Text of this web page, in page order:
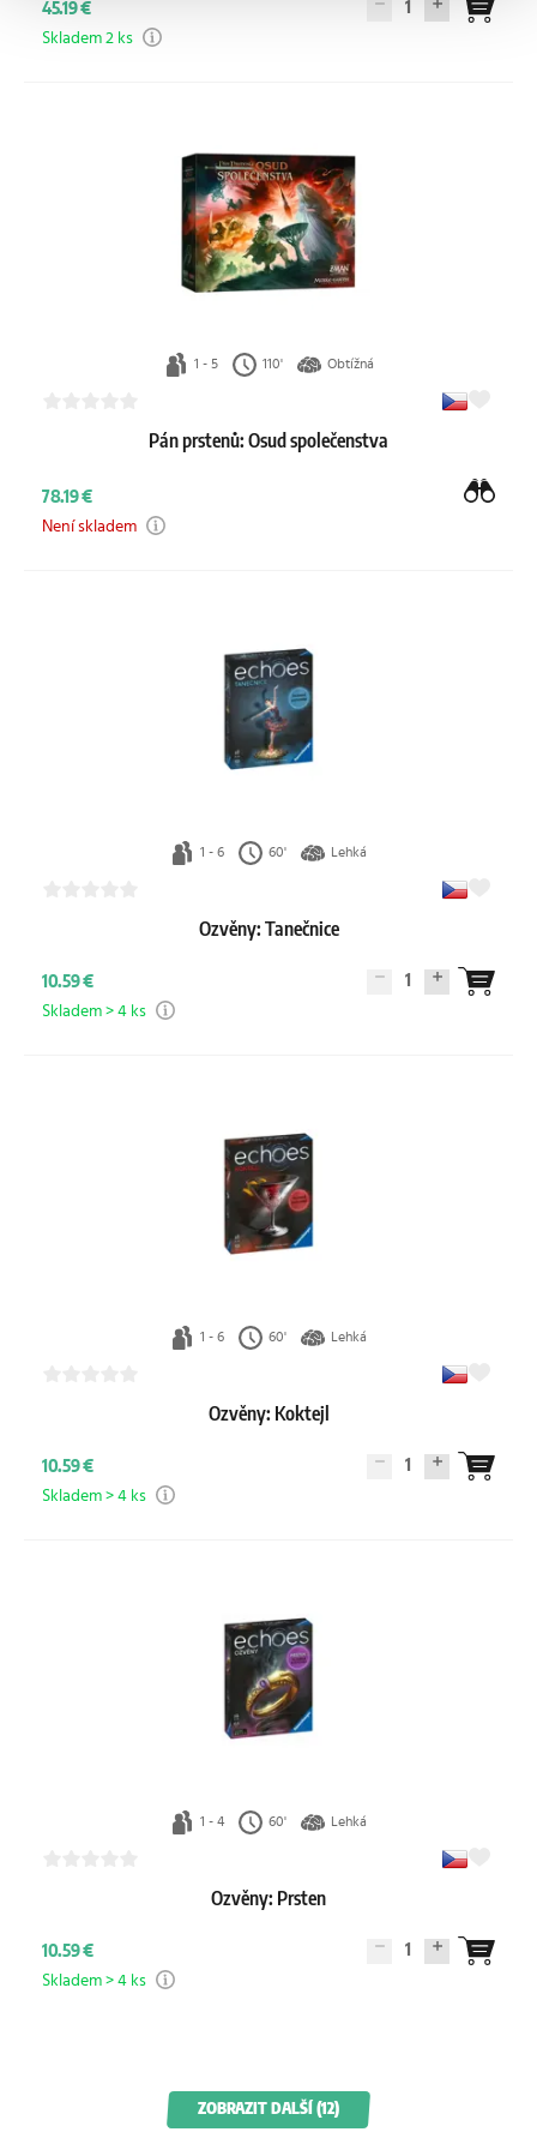
45.19 € 1
Skladem 2 ks
1 - 5 110' Obtížná
Pán prstenů: Osud společenstva
78.19 €
Není skladem
1 - 6 60' Lehká
Ozvěny: Tanečnice
10.59 € 1
Skladem > 4 ks
1 - 6 60' Lehká
Ozvěny: Koktejl
10.59 € 1
Skladem > 4 ks
1 - 4 60' Lehká
Ozvěny: Prsten
10.59 € 1
Skladem > 4 ks
ZOBRAZIT DALŠÍ (12)